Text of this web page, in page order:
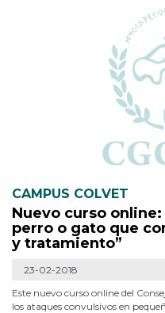
CAMPUS COLVET
Nuevo curso
perro o gato que
y tratamiento”
23-02-2018
Este nuevo curso online del
los ataques convulsivos en